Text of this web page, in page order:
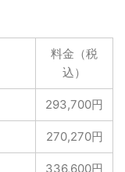
料金（税
込）
293,700円
270,270円
336,600円